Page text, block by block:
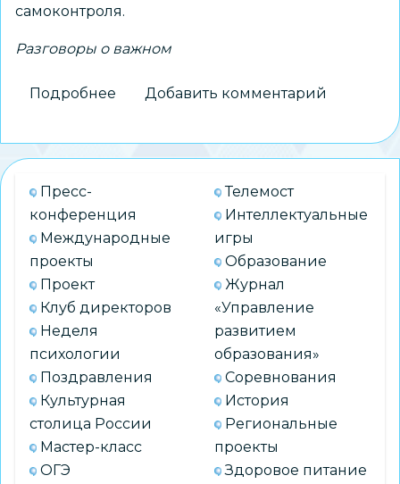
самоконтроля.
Разговоры о важном
Подробнее
Жафярова
провела
одиннадцатиклассников
школы
из
«Разговоры
о
важном»
Добавить комментарий
Пресс-
конференция
Международные
проекты
Проект
Клуб директоров
Неделя
психологии
Поздравления
Культурная
столица России
Мастер-класс
ОГЭ
Телемост
Интеллектуальные
игры
Образование
Журнал
«Управление
развитием
образования»
Соревнования
История
Региональные
проекты
Здоровое питание